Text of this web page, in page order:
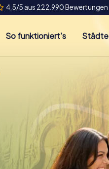
4,5/5 aus 222.990 Bewertungen
So funktioniert's Städte